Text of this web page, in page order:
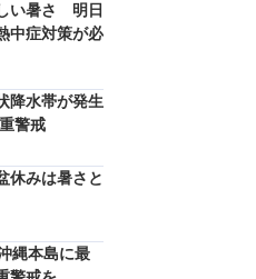
0ミリ
1m/s
0ミリ
1 m/s
い暑さ 明日
中症対策が必
降水帯が発生
警戒
みは暑さと
縄本島に最